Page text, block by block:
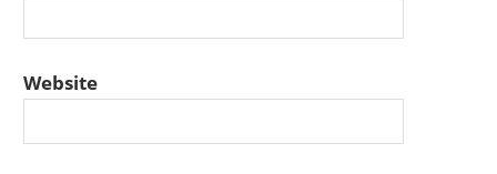
Website